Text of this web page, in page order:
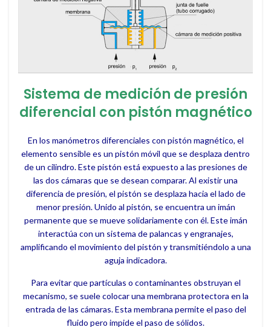
Sistema de medición de presión
diferencial con pistón magnético
En los manómetros diferenciales con pistón magnético, el
elemento sensible es un pistón móvil que se desplaza dentro
de un cilindro. Este pistón está expuesto a las presiones de
las dos cámaras que se desean comparar. Al existir una
diferencia de presión, el pistón se desplaza hacia el lado de
menor presión. Unido al pistón, se encuentra un imán
permanente que se mueve solidariamente con él. Este imán
interactúa con un sistema de palancas y engranajes,
amplificando el movimiento del pistón y transmitiéndolo a una
aguja indicadora.
Para evitar que partículas o contaminantes obstruyan el
mecanismo, se suele colocar una membrana protectora en la
entrada de las cámaras. Esta membrana permite el paso del
fluido pero impide el paso de sólidos.